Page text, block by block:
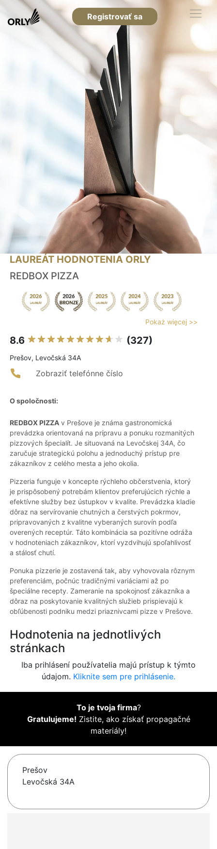
Registrovať sa
LAUREÁT HODNOTENIA ORLY
REDBOX PIZZA
Pokaż więcej >>
8.6 (327)
Prešov, Levočská 34A
Zobraziť telefónne číslo
O spoločnosti:
REDBOX PIZZA v Prešove je známa gastronomická
prevádzka orientovaná na prípravu a ponuku rozmanitých
pizzových špecialít. Je situovaná na Levočskej 34A, čo
zaručuje strategickú polohu a jednoduchý prístup pre
zákazníkov z celého mesta a jeho okolia.
Pizzeria funguje v koncepte rýchleho občerstvenia, ktorý
je prispôsobený potrebám klientov preferujúcich rýchle a
efektívne služby bez ústupkov v kvalite. Prevádzka kladie
dôraz na servírovanie chutných a čerstvých pokrmov,
pripravovaných z kvalitne vyberaných surovín podľa
overených receptúr. Táto kombinácia sa pozitívne odráža
v hodnoteniach zákazníkov, ktorí vyzdvihujú spoľahlivosť
a stálosť chutí.
Ponuka pizzerie je zostavená tak, aby vyhovovala rôznym
preferenciám, počnúc tradičnými variáciami až po
špeciálne recepty. Zameranie na spokojnosť zákazníka a
dôraz na poskytovanie kvalitných služieb prispievajú k
obľúbenosti podniku medzi priaznivcami pizze v Prešove.
Hodnotenia na jednotlivých
stránkach
Iba prihlásení používatelia majú prístup k týmto
údajom. Kliknite sem pre prihlásenie.
To je tvoja firma?
Gratulujeme! Zistite, ako získať propagačné
materiály!
Prešov
Levočská 34A